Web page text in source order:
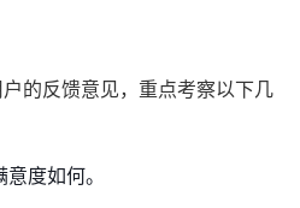
的反馈意见，重点考察以下几
度如何。